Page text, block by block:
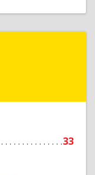
33
Сергей
Подробнее